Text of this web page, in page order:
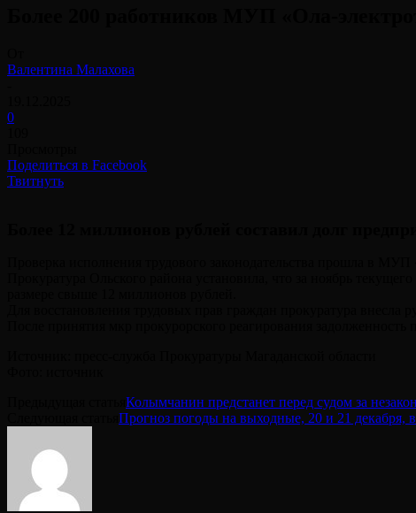
Валентина Малахова
0
Поделиться в Facebook
Твитнуть
Колымчанин предстанет перед судом за
Прогноз погоды на выходные, 20 и 21 декабря,